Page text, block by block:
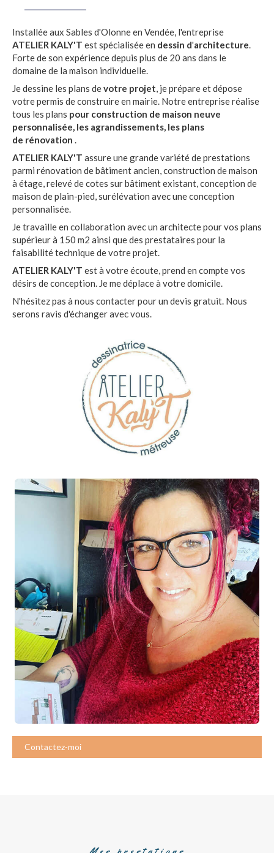
Installée aux Sables d'Olonne en Vendée, l'entreprise
ATELIER KALY'T est spécialisée en dessin d'architecture.
Forte de son expérience depuis plus de 20 ans dans le
domaine de la maison individuelle.
Je dessine les plans devotre projet, je prépare et dépose
votre permis de construire en mairie. Notre entreprise réalise
tous les plans pour construction de maison neuve
personnalisée, les agrandissements, les plans
de rénovation .
ATELIER KALY'T assure une grande variété de prestations
parmi rénovation de bâtiment ancien, construction de maison
à étage, relevé de cotes sur bâtiment existant, conception de
maison de plain-pied, surélévation avec une conception
personnalisée.
Je travaille en collaboration avec un architecte pour vos plans
supérieur à 150 m2 ainsi que des prestataires pour la
faisabilité technique de votre projet.
ATELIER KALY'T est à votre écoute, prend en compte vos
désirs de conception. Je me déplace à votre domicile.
N'hésitez pas à nous contacter pour un devis gratuit. Nous
serons ravis d'échanger avec vous.
Contactez-moi